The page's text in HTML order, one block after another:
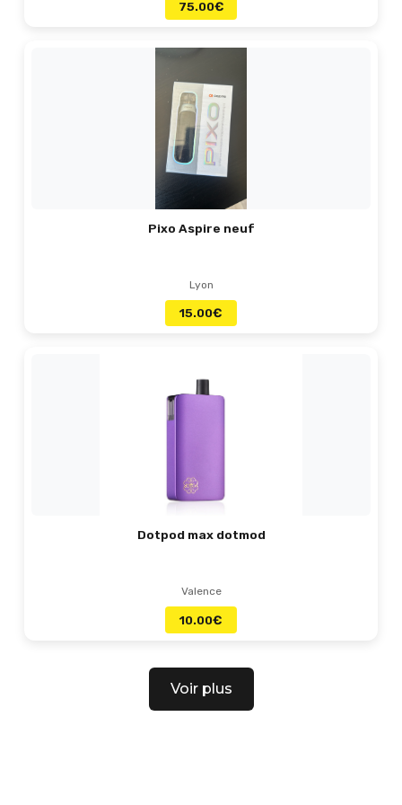
75.00€
Pixo Aspire neuf
Lyon
15.00€
Dotpod max dotmod
Valence
10.00€
Voir plus